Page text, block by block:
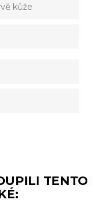
kůže
TENTO